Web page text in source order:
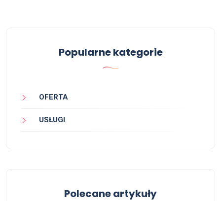
Popularne kategorie
OFERTA
USŁUGI
Polecane artykuły